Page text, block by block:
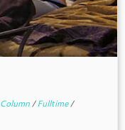
Column/Fulltime/